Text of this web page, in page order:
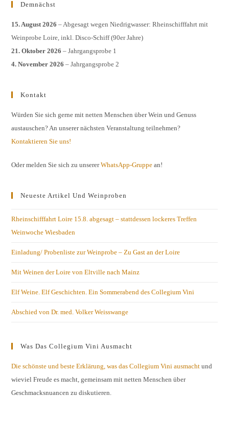
Demnächst
15. August 2026 – Abgesagt wegen Niedrigwasser: Rheinschifffahrt mit
Weinprobe Loire, inkl. Disco-Schiff (90er Jahre)
21. Oktober 2026 – Jahrgangsprobe 1
4. November 2026 – Jahrgangsprobe 2
Kontakt
Würden Sie sich gerne mit netten Menschen über Wein und Genuss
austauschen? An unserer nächsten Veranstaltung teilnehmen?
Kontaktieren Sie uns!
Oder melden Sie sich zu unsererWhatsApp-Gruppe an!
Neueste Artikel Und Weinproben
Rheinschifffahrt Loire 15.8. abgesagt – stattdessen lockeres Treffen
Weinwoche Wiesbaden
Einladung/ Probenliste zur Weinprobe – Zu Gast an der Loire
Mit Weinen der Loire von Eltville nach Mainz
Elf Weine. Elf Geschichten. Ein Sommerabend des Collegium Vini
Abschied von Dr. med. Volker Weisswange
Was Das Collegium Vini Ausmacht
Die schönste und beste Erklärung, was das Collegium Vini ausmacht und
wieviel Freude es macht, gemeinsam mit netten Menschen über
Geschmacksnuancen zu diskutieren.